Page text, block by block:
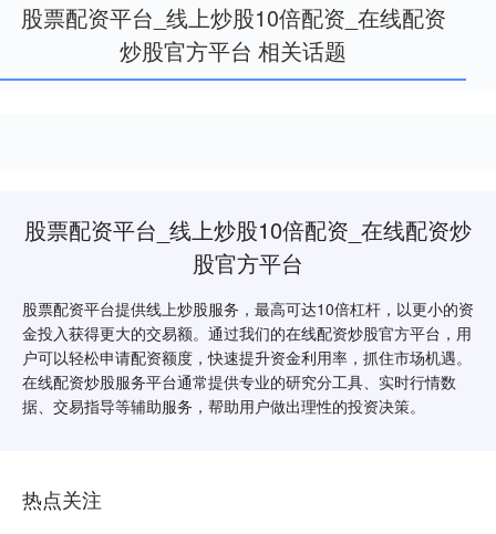
股票配资平台_线上炒股10倍配资_在线配资
炒股官方平台 相关话题
股票配资平台_线上炒股10倍配资_在线配资炒
股官方平台
股票配资平台提供线上炒股服务，最高可达10倍杠杆，以更小的资
金投入获得更大的交易额。通过我们的在线配资炒股官方平台，用
户可以轻松申请配资额度，快速提升资金利用率，抓住市场机遇。
在线配资炒股服务平台通常提供专业的研究分工具、实时行情数
据、交易指导等辅助服务，帮助用户做出理性的投资决策。
热点关注